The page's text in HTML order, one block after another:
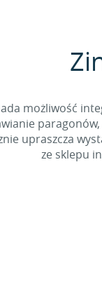
możliwość
upraszcza
ze sklepu